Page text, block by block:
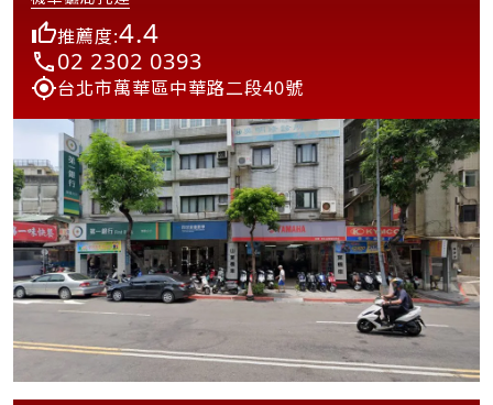
推薦度:4.4
02 2302 0393
台北市萬華區中華路二段40號